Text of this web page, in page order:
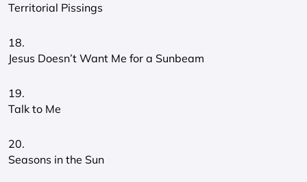
Territorial Pissings
18.
Jesus Doesn’t Want Me for a Sunbeam
19.
Talk to Me
20.
Seasons in the Sun